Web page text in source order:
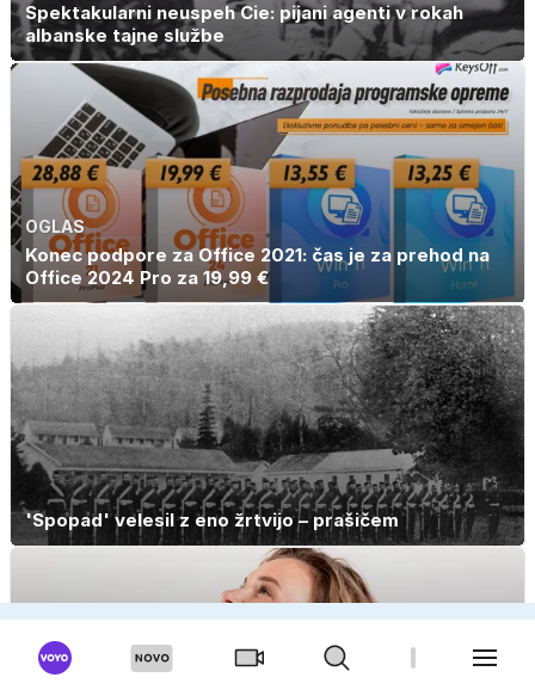
Spektakularni neuspeh Cie: pijani agenti v rokah
albanske tajne službe
OGLAS
Konec podpore za Office 2021: čas je za prehod na
Office 2024 Pro za 19,99 €
'Spopad' velesil z eno žrtvijo – prašičem